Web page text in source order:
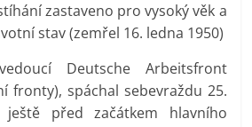
zastaveno pro vysoký věk a
stav (zemřel 16. ledna 1950)
Deutsche Arbeitsfront
fronty), spáchal sebevraždu 25.
před začátkem hlavního